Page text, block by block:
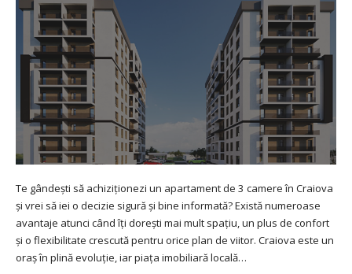
Te gândești să achiziționezi un apartament de 3 camere în Craiova
și vrei să iei o decizie sigură și bine informată? Există numeroase
avantaje atunci când îți dorești mai mult spațiu, un plus de confort
și o flexibilitate crescută pentru orice plan de viitor. Craiova este un
oraș în plină evoluție, iar piața imobiliară locală…